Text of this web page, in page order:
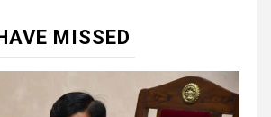
MISSED